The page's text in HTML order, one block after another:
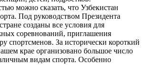
можно сказать, что Узбекистан
Под руководством Президента
созданы все условия для
соревнований, приглашения
спортсменов. За исторически короткий
крае организовано большое число
видам спорта. Особенно